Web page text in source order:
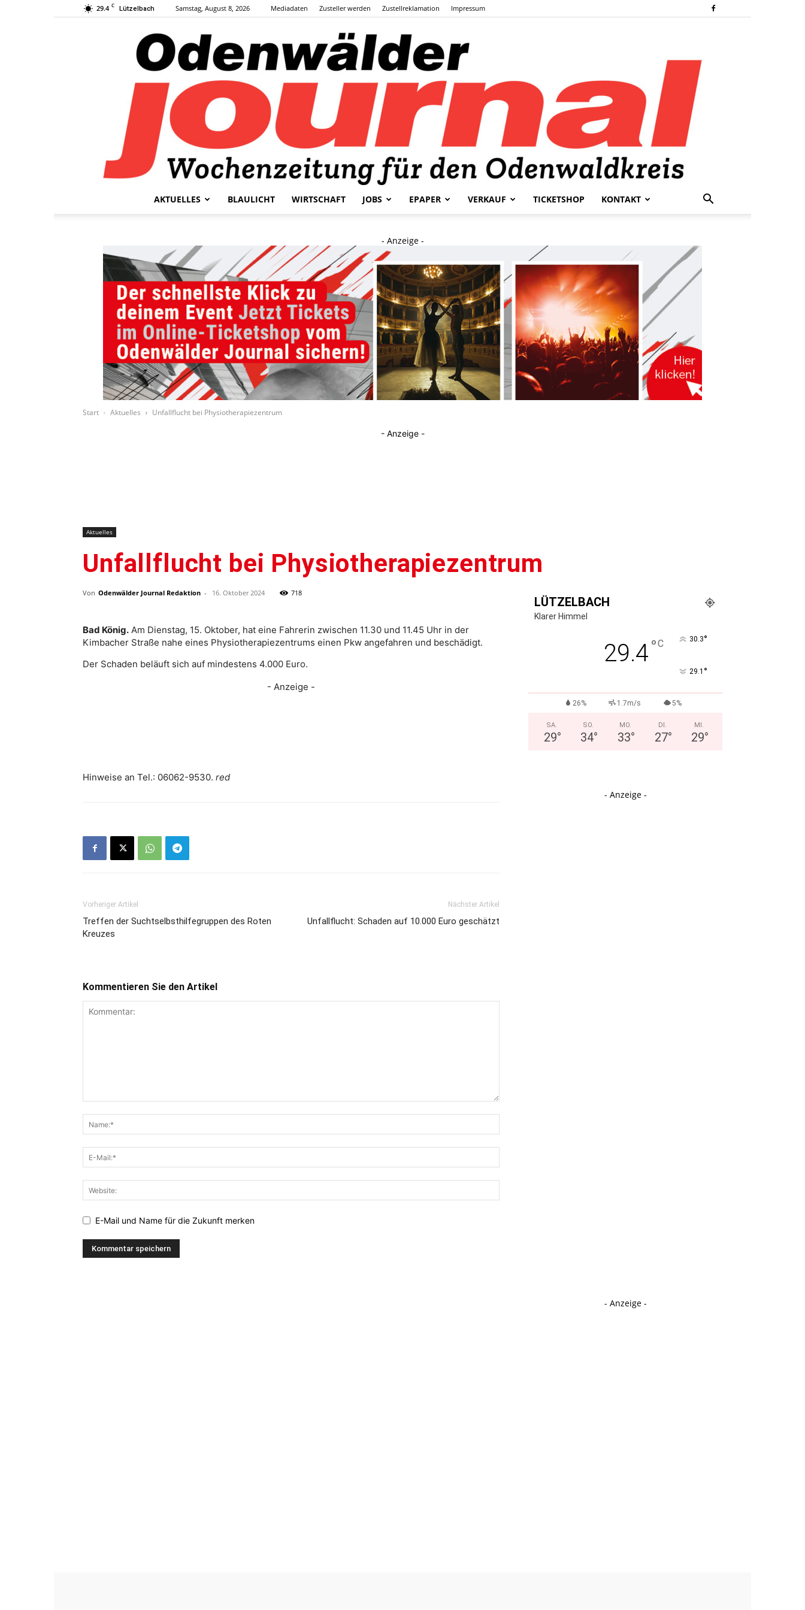
29.4 C Lützelbach Samstag, August 8, 2026 Mediadaten Zusteller werden Zustellreklamation Impressum
Journal
AKTUELLES BLAULICHT WIRTSCHAFT JOBS EPAPER VERKAUF TICKETSHOP KONTAKT
- Anzeige -
Start Aktuelles Unfallflucht bei Physiotherapiezentrum
- Anzeige -
Aktuelles
Unfallflucht bei Physiotherapiezentrum
Von Odenwälder Journal Redaktion - 16. Oktober 2024 718
Bad König. Am Dienstag, 15. Oktober, hat eine Fahrerin zwischen 11.30 und 11.45 Uhr in der
Kimbacher Straße nahe eines Physiotherapiezentrums einen Pkw angefahren und beschädigt.
Der Schaden beläuft sich auf mindestens 4.000 Euro.
- Anzeige -
Hinweise an Tel.: 06062-9530. red
Vorheriger Artikel
Treffen der Suchtselbsthilfegruppen des Roten
Kreuzes
Nächster Artikel
Unfallflucht: Schaden auf 10.000 Euro geschätzt
Kommentieren Sie den Artikel
E-Mail und Name für die Zukunft merken
LÜTZELBACH
Klarer Himmel
29.4°C 30.3°
29.1 °
26% 1.7m/s 5%
SA.
29°
SO.
34°
MO.
33°
DI.
27°
MI.
29°
- Anzeige -
- Anzeige -